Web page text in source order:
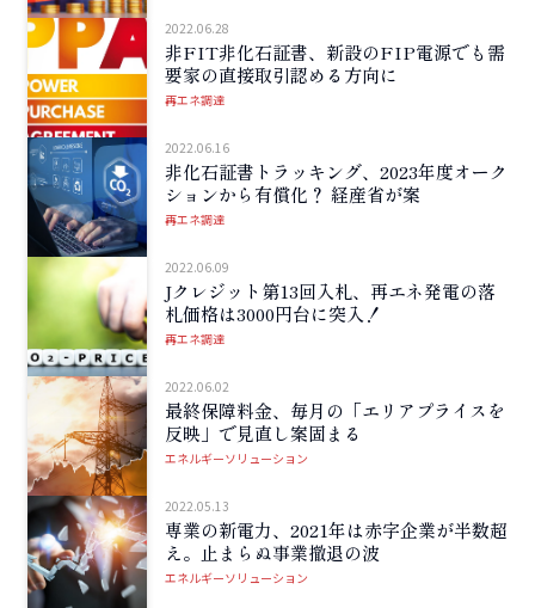
2022.06.28
非FIT非化石証書、新設のFIP電源でも需
要家の直接取引認める方向に
再エネ調達
2022.06.16
非化石証書トラッキング、2023年度オーク
ションから有償化？ 経産省が案
再エネ調達
2022.06.09
Jクレジット第13回入札、再エネ発電の落
札価格は3000円台に突入！
再エネ調達
2022.06.02
最終保障料金、毎月の「エリアプライスを
反映」で見直し案固まる
エネルギーソリューション
2022.05.13
専業の新電力、2021年は赤字企業が半数超
え。止まらぬ事業撤退の波
エネルギーソリューション